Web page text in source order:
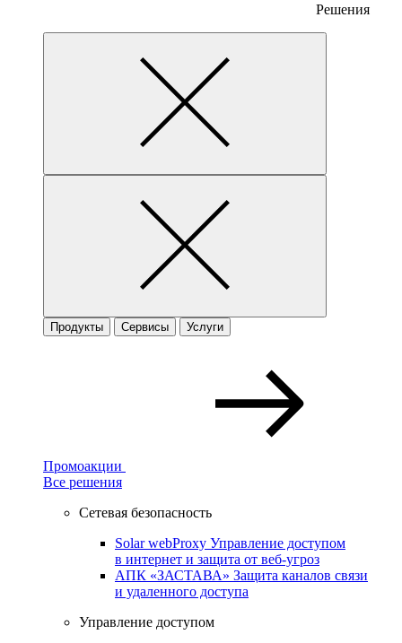
Решения
Продукты Сервисы Услуги
Промоакции
Все решения
Сетевая безопасность
Solar webProxy Управление доступом
в интернет и защита от веб-угроз
АПК «ЗАСТАВА» Защита каналов связи
и удаленного доступа
Управление доступом